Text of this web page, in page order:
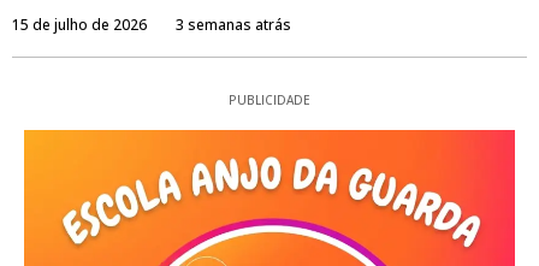
15 de julho de 2026 3 semanas atrás
PUBLICIDADE